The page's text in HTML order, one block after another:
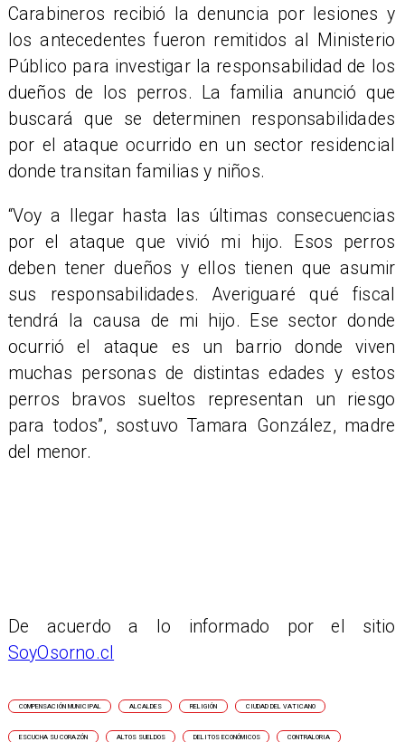
Carabineros recibió la denuncia por lesiones y
los antecedentes fueron remitidos al Ministerio
Público para investigar la responsabilidad de los
dueños de los perros. La familia anunció que
buscará que se determinen responsabilidades
por el ataque ocurrido en un sector residencial
donde transitan familias y niños.
​“Voy a llegar hasta las últimas consecuencias
por el ataque que vivió mi hijo. Esos perros
deben tener dueños y ellos tienen que asumir
sus responsabilidades. Averiguaré qué fiscal
tendrá la causa de mi hijo. Ese sector donde
ocurrió el ataque es un barrio donde viven
muchas personas de distintas edades y estos
perros bravos sueltos representan un riesgo
para todos”, sostuvo Tamara González, madre
del menor.
De acuerdo a lo informado por el sitio
SoyOsorno.cl
COMPENSACIÓN MUNICIPAL ALCALDES RELIGIÓN CIUDAD DEL VATICANO
ESCUCHA SU CORAZÓN ALTOS SUELDOS DELITOS ECONÓMICOS CONTRALORIA